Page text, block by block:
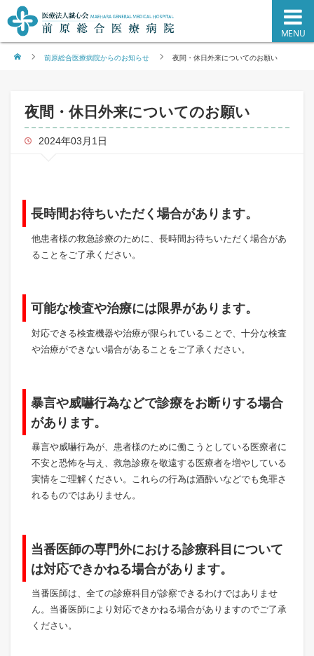
MENU
前原総合医療病院からのお知らせ
夜間・休日外来についてのお願い
夜間・休日外来についてのお願い
2024年03月1日
長時間お待ちいただく場合があります。
他患者様の救急診療のために、長時間お待ちいただく場合があ
ることをご了承ください。
可能な検査や治療には限界があります。
対応できる検査機器や治療が限られていることで、十分な検査
や治療ができない場合があることをご了承ください。
暴言や威嚇行為などで診療をお断りする場合
があります。
暴言や威嚇行為が、患者様のために働こうとしている医療者に
不安と恐怖を与え、救急診療を敬遠する医療者を増やしている
実情をご理解ください。これらの行為は酒酔いなどでも免罪さ
れるものではありません。
当番医師の専門外における診療科目について
は対応できかねる場合があります。
当番医師は、全ての診療科目が診察できるわけではありませ
ん。当番医師により対応できかねる場合がありますのでご了承
ください。